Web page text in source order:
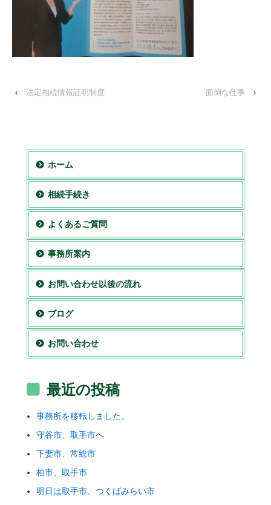
‹ 法定相続情報証明制度 面倒な仕事 ›
ホーム
相続手続き
よくあるご質問
事務所案内
お問い合わせ以後の流れ
ブログ
お問い合わせ
最近の投稿
事務所を移転しました。
守谷市、取手市へ
下妻市、常総市
柏市、取手市
明日は取手市、つくばみらい市